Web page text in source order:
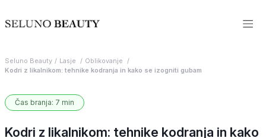
Seluno Beauty Lasje
Oblikovanje
Kodri z likalnikom: tehnike kodranja in kako se izogniti gubam
Čas branja: 7 min
Kodri z likalnikom: tehnike kodranja in kako